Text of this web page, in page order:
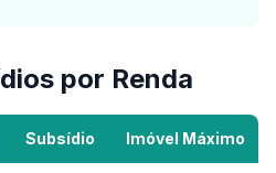
por Renda
Subsídio Imóvel Máximo